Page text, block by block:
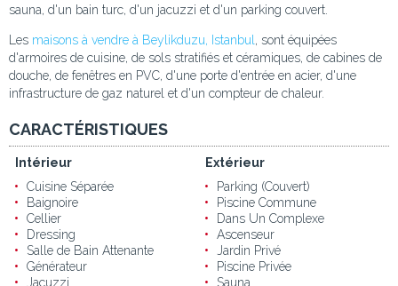
sauna, d'un bain turc, d'un jacuzzi et d'un parking couvert.
Les maisons à vendre à Beylikduzu, Istanbul , sont équipées
d'armoires de cuisine, de sols stratifiés et céramiques, de cabines de
douche, de fenêtres en PVC, d'une porte d'entrée en acier, d'une
infrastructure de gaz naturel et d'un compteur de chaleur.
CARACTÉRISTIQUES
Intérieur
Cuisine Séparée
Baignoire
Cellier
Dressing
Salle de Bain Attenante
Générateur
Jacuzzi
Extérieur
Parking (Couvert)
Piscine Commune
Dans Un Complexe
Ascenseur
Jardin Privé
Piscine Privée
Sauna